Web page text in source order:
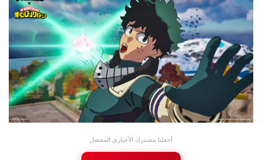
أجعلنا مصدرك الأخباري المفضل